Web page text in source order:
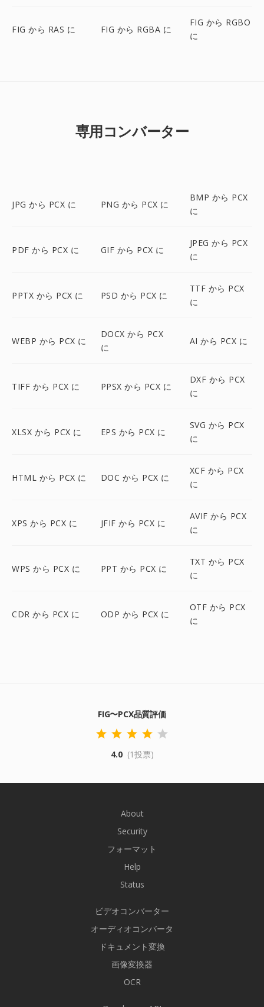
FIG から RAS に FIG から RGBA に
FIG から RGBO
に
専用コンバーター
JPG から PCX に PNG から PCX に
BMP から PCX
に
PDF から PCX に GIF から PCX に
JPEG から PCX
に
PPTX から PCX に PSD から PCX に
TTF から PCX
に
WEBP から PCX に
DOCX から PCX
に
AI から PCX に
TIFF から PCX に PPSX から PCX に
DXF から PCX
に
XLSX から PCX に EPS から PCX に
SVG から PCX
に
HTML から PCX に DOC から PCX に
XCF から PCX
に
XPS から PCX に JFIF から PCX に
AVIF から PCX
に
WPS から PCX に PPT から PCX に
TXT から PCX
に
CDR から PCX に ODP から PCX に
OTF から PCX
に
FIG〜PCX品質評価
4.0 (1投票)
About
Security
フォーマット
Help
Status
ビデオコンバーター
オーディオコンバータ
ドキュメント変換
画像変換器
OCR